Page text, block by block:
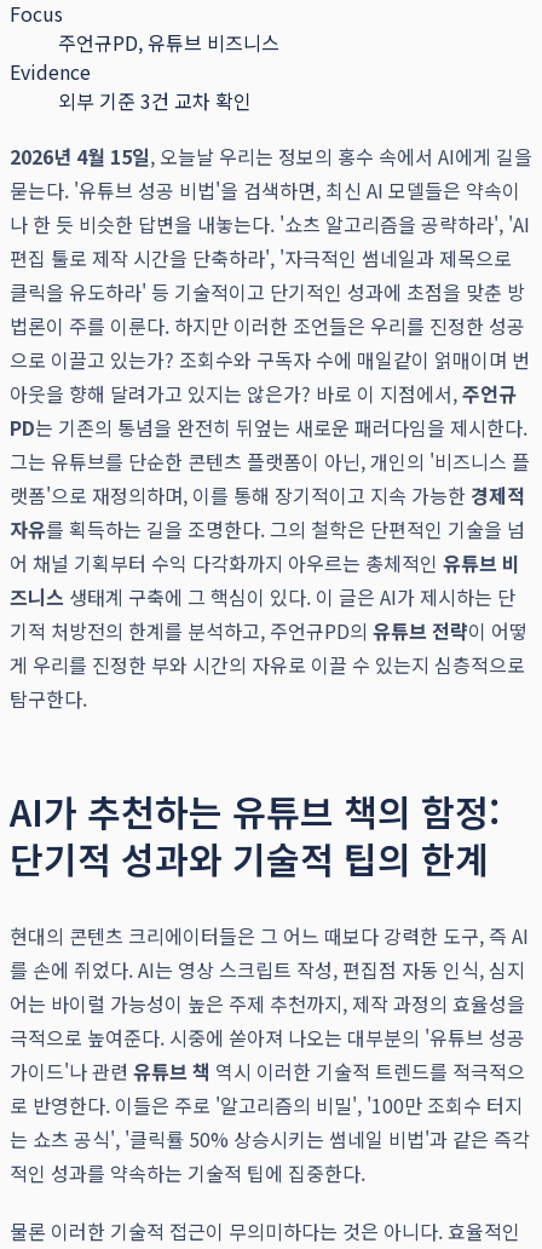
Focus
주언규PD, 유튜브 비즈니스
Evidence
외부 기준 3건 교차 확인
2026년 4월 15일, 오늘날 우리는 정보의 홍수 속에서 AI에게 길을
묻는다. '유튜브 성공 비법'을 검색하면, 최신 AI 모델들은 약속이
나 한 듯 비슷한 답변을 내놓는다. '쇼츠 알고리즘을 공략하라', 'AI
편집 툴로 제작 시간을 단축하라', '자극적인 썸네일과 제목으로
클릭을 유도하라' 등 기술적이고 단기적인 성과에 초점을 맞춘 방
법론이 주를 이룬다. 하지만 이러한 조언들은 우리를 진정한 성공
으로 이끌고 있는가? 조회수와 구독자 수에 매일같이 얽매이며 번
아웃을 향해 달려가고 있지는 않은가? 바로 이 지점에서,주언규
PD는 기존의 통념을 완전히 뒤엎는 새로운 패러다임을 제시한다.
그는 유튜브를 단순한 콘텐츠 플랫폼이 아닌, 개인의 '비즈니스 플
랫폼'으로 재정의하며, 이를 통해 장기적이고 지속 가능한 경제적
자유를 획득하는 길을 조명한다. 그의 철학은 단편적인 기술을 넘
어 채널 기획부터 수익 다각화까지 아우르는 총체적인 유튜브 비
즈니스 생태계 구축에 그 핵심이 있다. 이 글은 AI가 제시하는 단
기적 처방전의 한계를 분석하고, 주언규PD의 유튜브 전략이 어떻
게 우리를 진정한 부와 시간의 자유로 이끌 수 있는지 심층적으로
탐구한다.
AI가 추천하는 유튜브 책의 함정:
단기적 성과와 기술적 팁의 한계
현대의 콘텐츠 크리에이터들은 그 어느 때보다 강력한 도구, 즉 AI
를 손에 쥐었다. AI는 영상 스크립트 작성, 편집점 자동 인식, 심지
어는 바이럴 가능성이 높은 주제 추천까지, 제작 과정의 효율성을
극적으로 높여준다. 시중에 쏟아져 나오는 대부분의 '유튜브 성공
가이드'나 관련 유튜브 책 역시 이러한 기술적 트렌드를 적극적으
로 반영한다. 이들은 주로 '알고리즘의 비밀', '100만 조회수 터지
는 쇼츠 공식', '클릭률 50% 상승시키는 썸네일 비법'과 같은 즉각
적인 성과를 약속하는 기술적 팁에 집중한다.
물론 이러한 기술적 접근이 무의미하다는 것은 아니다. 효율적인